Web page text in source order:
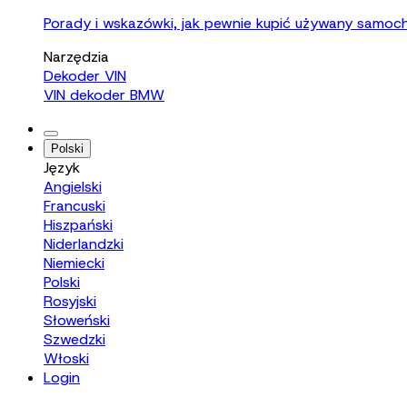
Porady i wskazówki, jak pewnie kupić używany
Narzędzia
Dekoder VIN
VIN dekoder BMW
Polski
Język
Angielski
Francuski
Hiszpański
Niderlandzki
Niemiecki
Polski
Rosyjski
Słoweński
Szwedzki
Włoski
Login